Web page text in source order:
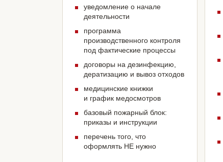
уведомление о начале
деятельности
программа
производственного контроля
под фактические процессы
договоры на дезинфекцию,
дератизацию и вывоз отходов
медицинские книжки
и график медосмотров
базовый пожарный блок:
приказы и инструкции
перечень того, что
оформлять НЕ нужно